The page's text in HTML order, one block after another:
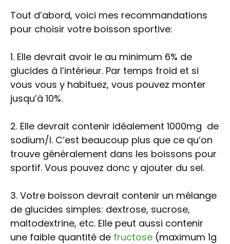
Tout d’abord, voici mes recommandations
pour choisir votre boisson sportive:
1. Elle devrait avoir le au minimum 6% de
glucides à l’intérieur. Par temps froid et si
vous vous y habituez, vous pouvez monter
jusqu’à 10%.
2. Elle devrait contenir idéalement 1000mg de
sodium/l. C’est beaucoup plus que ce qu’on
trouve généralement dans les boissons pour
sportif. Vous pouvez donc y ajouter du sel.
3. Votre boisson devrait contenir un mélange
de glucides simples: dextrose, sucrose,
maltodextrine, etc. Elle peut aussi contenir
une faible quantité de fructose (maximum 1g